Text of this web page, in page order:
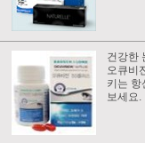
건강한
오큐비
키는 항
보세요.